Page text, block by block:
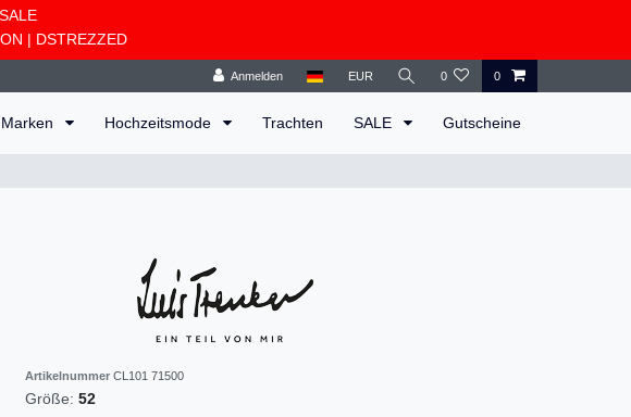
| DSTREZZED
Anmelden EUR 0 0
Marken Hochzeitsmode Trachten SALE Gutscheine
Artikelnummer CL101 71500
Größe: 52